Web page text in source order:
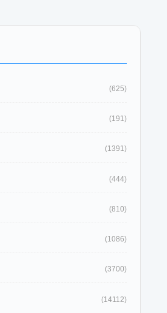
(625)
(191)
(1391)
(444)
(810)
(1086)
(3700)
(14112)